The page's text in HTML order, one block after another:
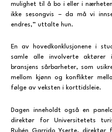
mulighet til å bo i eller i
ikke sesongvis – da må vi
endres,” uttalte hun.
En av hovedkonklusjonene i
samle alle involverte
bransjens sårbarheter, som
mellom kjønn og konflikter
følge av veksten i korttidsleie.
Dagen inneholdt også en
direktør for Universitetets
Rubén Garrido Yserte, direktør